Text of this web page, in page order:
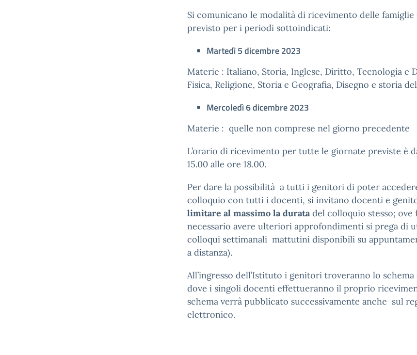
Si comunicano le modalità di ricevimento delle
previsto per i periodi sottoindicati:
Martedì 5 dicembre 2023
Materie : Italiano, Storia, Inglese, Diritto, Tecnologia e
Fisica, Religione, Storia e Geografia, Disegno e storia
Mercoledì 6 dicembre 2023
Materie : quelle non comprese nel giorno precedente
L’orario di ricevimento per tutte le giornate previste è
15.00 alle ore 18.00.
Per dare la possibilità a tutti i genitori di poter
colloquio con tutti i docenti, si invitano docenti e
limitare al massimo la duratadel colloquio stesso; ove
necessario avere ulteriori approfondimenti si prega di
colloqui settimanali mattutini disponibili su
a distanza).
All’ingresso dell’Istituto i genitori troveranno lo schema
dove i singoli docenti effettueranno il proprio
schema verrà pubblicato successivamente anche sul
elettronico.